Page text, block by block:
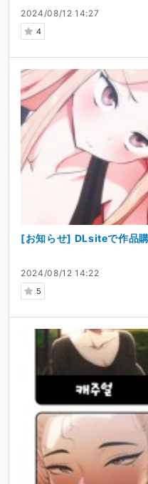
2024/08/12 14:27
4
2024/08/12 14:22
5
[お知らせ] DLsiteで作品